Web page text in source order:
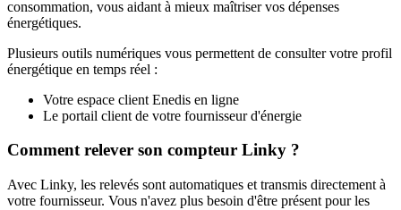
consommation, vous aidant à mieux maîtriser vos dépenses
énergétiques.
Plusieurs outils numériques vous permettent de consulter votre profil
énergétique en temps réel :
Votre espace client Enedis en ligne
Le portail client de votre fournisseur d'énergie
Comment relever son compteur Linky ?
Avec Linky, les relevés sont automatiques et transmis directement à
votre fournisseur. Vous n'avez plus besoin d'être présent pour les